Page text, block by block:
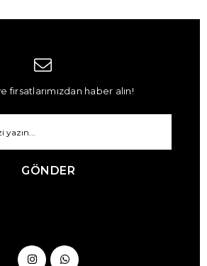
fırsatlarımızdan haber alın!
GÖNDER